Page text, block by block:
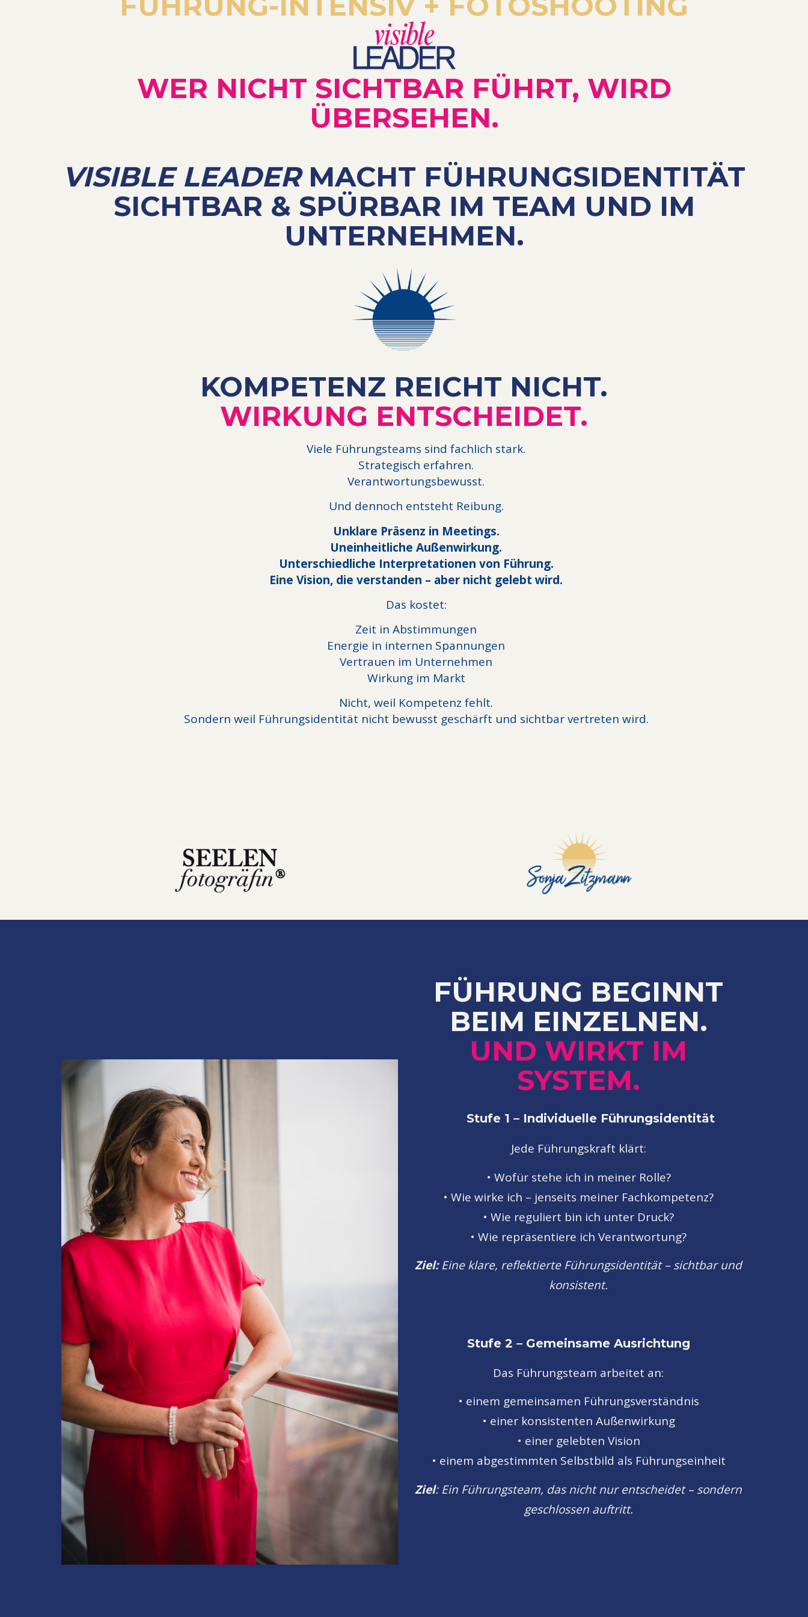
WER NICHT SICHTBAR FÜHRT, WIRD
ÜBERSEHEN.
VISIBLE LEADERMACHT FÜHRUNGSIDENTITÄT
SICHTBAR & SPÜRBAR IM TEAM UND IM
UNTERNEHMEN.
KOMPETENZ REICHT NICHT.
WIRKUNG ENTSCHEIDET.
Viele Führungsteams sind fachlich stark.
Strategisch erfahren.
Verantwortungsbewusst.
Und dennoch entsteht Reibung.
Unklare Präsenz in Meetings.
Uneinheitliche Außenwirkung.
Unterschiedliche Interpretationen von Führung.
Eine Vision, die verstanden – aber nicht gelebt wird.
Das kostet:
Zeit in Abstimmungen
Energie in internen Spannungen
Vertrauen im Unternehmen
Wirkung im Markt
Nicht, weil Kompetenz fehlt.
Sondern weil Führungsidentität nicht bewusst geschärft und sichtbar vertreten wird.
FÜHRUNG BEGINNT
BEIM EINZELNEN.
UND WIRKT IM
SYSTEM.
Stufe 1 – Individuelle Führungsidentität
Jede Führungskraft klärt:
• Wofür stehe ich in meiner Rolle?
• Wie wirke ich – jenseits meiner Fachkompetenz?
• Wie reguliert bin ich unter Druck?
• Wie repräsentiere ich Verantwortung?
Ziel:Eine klare, reflektierte Führungsidentität – sichtbar und
konsistent.
Stufe 2 – Gemeinsame Ausrichtung
Das Führungsteam arbeitet an:
• einem gemeinsamen Führungsverständnis
• einer konsistenten Außenwirkung
• einer gelebten Vision
• einem abgestimmten Selbstbild als Führungseinheit
Ziel: Ein Führungsteam, das nicht nur entscheidet – sondern
geschlossen auftritt.